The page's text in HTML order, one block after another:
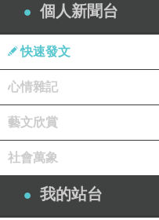
個人新聞台
快速發文
心情雜記
藝文欣賞
社會萬象
我的站台